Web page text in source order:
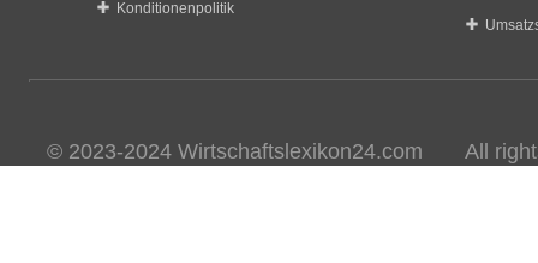
Konditionenpolitik
© 2023-2024 Wirtschaftslexikon24.com All